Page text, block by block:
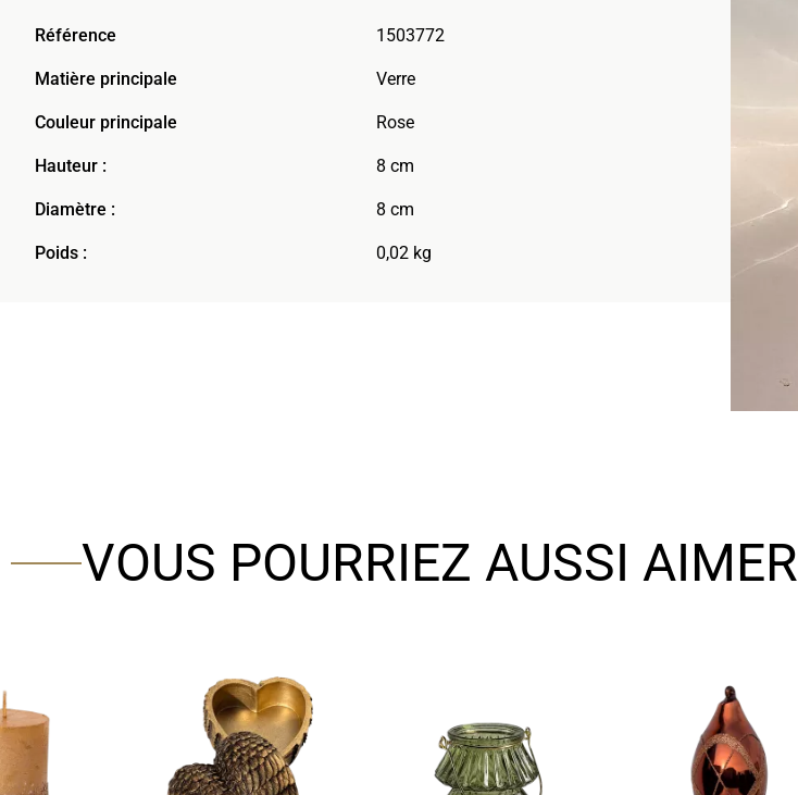
Référence 1503772
Matière principale Verre
Couleur principale Rose
Hauteur : 8 cm
Diamètre : 8 cm
Poids : 0,02 kg
VOUS POURRIEZ AUSSI AIMER